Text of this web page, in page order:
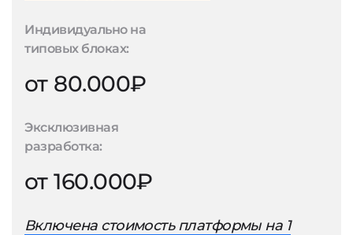
Индивидуально на
типовых блоках:
от 80.000₽
Эксклюзивная
разработка:
от 160.000₽
Включена стоимость платформы на 1